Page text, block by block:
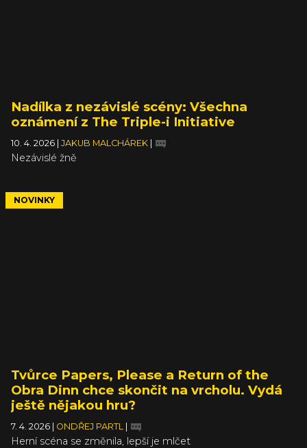
Nadílka z nezávislé scény: Všechna
oznámení z The Triple-i Initiative
10. 4. 2026 JAKUB MALCHÁREK
Nezávislé žně
NOVINKY
Tvůrce Papers, Please a Return of the
Obra Dinn chce skončit na vrcholu. Vydá
ještě nějakou hru?
7. 4. 2026 ONDŘEJ PARTL
Herní scéna se změnila, lepší je mlčet